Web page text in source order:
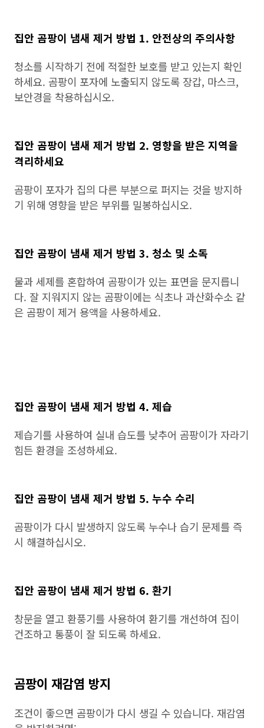
집안 곰팡이 냄새 제거 방법 1. 안전상의 주의사항
청소를 시작하기 전에 적절한 보호를 받고 있는지 확인
하세요. 곰팡이 포자에 노출되지 않도록 장갑, 마스크,
보안경을 착용하십시오.
집안 곰팡이 냄새 제거 방법 2. 영향을 받은 지역을
격리하세요
곰팡이 포자가 집의 다른 부분으로 퍼지는 것을 방지하
기 위해 영향을 받은 부위를 밀봉하십시오.
집안 곰팡이 냄새 제거 방법 3. 청소 및 소독
물과 세제를 혼합하여 곰팡이가 있는 표면을 문지릅니
다. 잘 지워지지 않는 곰팡이에는 식초나 과산화수소 같
은 곰팡이 제거 용액을 사용하세요.
집안 곰팡이 냄새 제거 방법 4. 제습
제습기를 사용하여 실내 습도를 낮추어 곰팡이가 자라기
힘든 환경을 조성하세요.
집안 곰팡이 냄새 제거 방법 5. 누수 수리
곰팡이가 다시 발생하지 않도록 누수나 습기 문제를 즉
시 해결하십시오.
집안 곰팡이 냄새 제거 방법 6. 환기
창문을 열고 환풍기를 사용하여 환기를 개선하여 집이
건조하고 통풍이 잘 되도록 하세요.
곰팡이 재감염 방지
조건이 좋으면 곰팡이가 다시 생길 수 있습니다. 재감염